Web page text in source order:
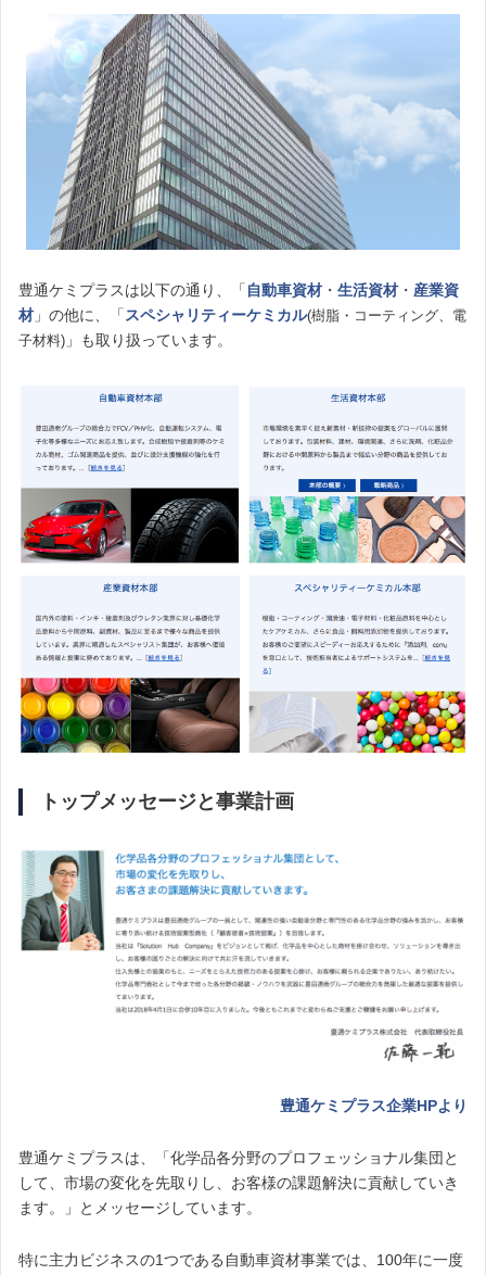
豊通ケミプラスは以下の通り、「自動車資材 ・ 生活資材 ・ 産業資
材 」の他に、「スペシャリティーケミカル(樹脂・コーティング、 電
子材料) 」も取り扱っています。
トップメッセージと事業計画
豊通ケミプラス企業HPより
豊通ケミプラスは、「化学品各分野のプロフェッショナル集団と
して、市場の変化を先取りし、お客様の課題解決に貢献していき
ます。」とメッセージしています。
特に主力ビジネスの1つである自動車資材事業では、100年に一度